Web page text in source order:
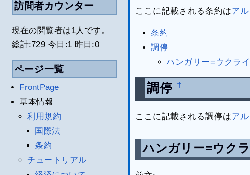
訪問者カウンター
現在の閲覧者は1人です。
総計:729 今日:1 昨日:0
ページ一覧
FrontPage
基本情報
利用規約
国際法
条約
チュートリアル
ここに記載される条約はア
条約
調停
ハンガリー=ウクラ
調停 †
ここに記載される調停はア
ハンガリー=ウク